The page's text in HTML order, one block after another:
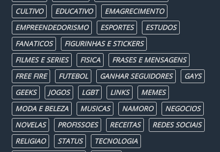
CULTIVO
EDUCATIVO
EMAGRECIMENTO
EMPREENDEDORISMO
ESPORTES
ESTUDOS
FANATICOS
FIGURINHAS E STICKERS
FILMES E SERIES
FISICA
FRASES E MENSAGENS
FREE FIRE
FUTEBOL GANHAR SEGUIDORES
GAYS
GEEKS
JOGOS LGBT LINKS
MEMES
MODA E BELEZA
MUSICAS NAMORO
NEGOCIOS
NOVELAS
PROFISSOES RECEITAS
REDES SOCIAIS
RELIGIAO
STATUS
TECNOLOGIA